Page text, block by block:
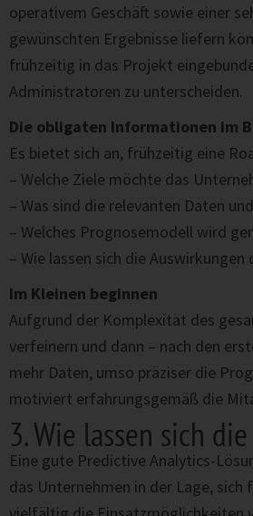
operativem Geschäft sowie einer
gewünschten Ergebnisse liefern
frühzeitig in das Projekt
Administratoren zu unterscheiden.
Die obligaten Informationen im
Es bietet sich an, frühzeitig eine
– Welche Ziele möchte das
– Was sind die relevanten Daten
– Welches Prognosemodell wird
– Wie lassen sich die
Im Kleinen beginnen
Aufgrund der Komplexität des
verfeinern und dann – nach den
mehr Daten, umso präziser die
motiviert erfahrungsgemäß die
3. Wie lassen sich
Eine gute Predictive Analytics-
das Unternehmen in der Lage,